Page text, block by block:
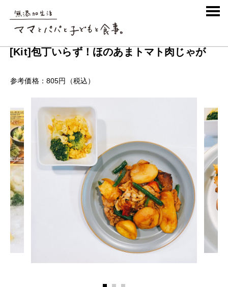
ブランド Oisix
2021.12.15 (最終更新日: 2021.12.15
[Kit]包丁いらず！ほのあまトマト肉じゃが
参考価格：805円（税込）